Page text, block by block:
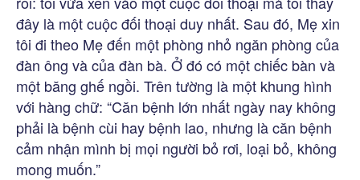
đây là một cuộc đối thoại duy nhất. Sau đó, Mẹ xin
tôi đi theo Mẹ đến một phòng nhỏ ngăn phòng của
đàn ông và của đàn bà. Ở đó có một chiếc bàn và
một băng ghế ngồi. Trên tường là một khung hình
với hàng chữ: “Căn bệnh lớn nhất ngày nay không
phải là bệnh cùi hay bệnh lao, nhưng là căn bệnh
cảm nhận mình bị mọi người bỏ rơi, loại bỏ, không
mong muốn.”